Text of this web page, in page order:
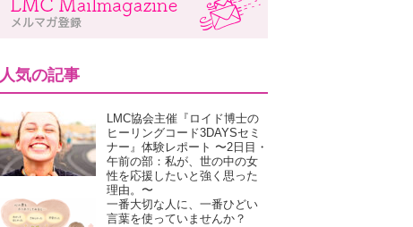
人気の記事
LMC協会主催『ロイド博士の
ヒーリングコード3DAYSセミ
ナー』体験レポート 〜2日目・
午前の部：私が、世の中の女
性を応援したいと強く思った
理由。〜
一番大切な人に、一番ひどい
言葉を使っていませんか？